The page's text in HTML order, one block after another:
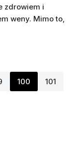
zdrowiem i
weny. Mimo to,
100 101